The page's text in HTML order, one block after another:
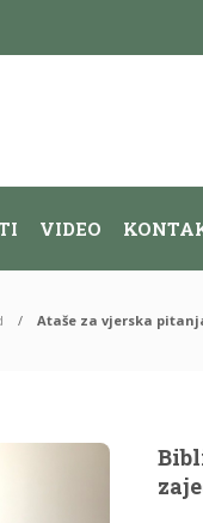
VIDEO
Ataše za vjerska